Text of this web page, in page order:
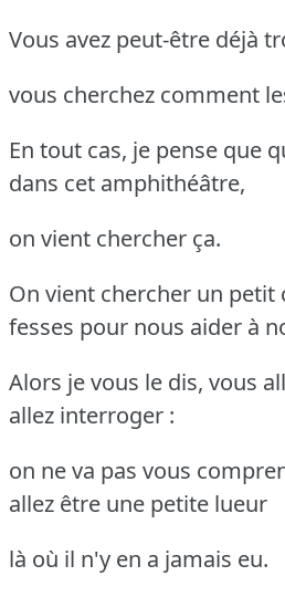
Vous avez peut-être déjà
vous cherchez comment
En tout cas, je pense que
dans cet amphithéâtre,
on vient chercher ça.
On vient chercher un petit
fesses pour nous aider à
Alors je vous le dis, vous
allez interroger :
on ne va pas vous
allez être une petite lueur
là où il n'y en a jamais eu.